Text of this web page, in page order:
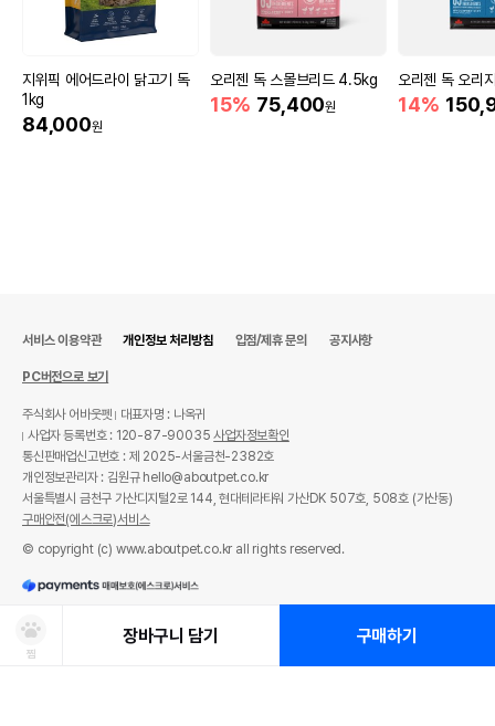
지위픽 에어드라이 닭고기 독
1kg
84,000원
오리젠 독 스몰브리드 4.5kg
15% 75,400원
오리젠 독 오리
14%
찜
장바구니 담기 구매하기
서비스 이용약관 개인정보 처리방침 입점/제휴 문의 공지사항
PC버전으로 보기
주식회사 어바웃펫
대표자명 : 나옥귀
사업자 등록번호 : 120-87-90035사업자정보확인
통신판매업신고번호 : 제 2025-서울금천-2382호
개인정보관리자 : 김원규 hello@aboutpet.co.kr
서울특별시 금천구 가산디지털2로 144, 현대테라타워 가산DK 507호, 508호 (가산동)
구매안전(에스크로)서비스
© copyright (c) www.aboutpet.co.kr all rights reserved.